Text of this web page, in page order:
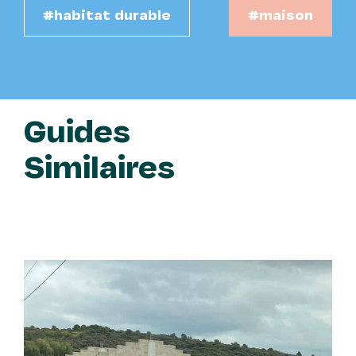
#habitat durable #maison
Guides
Similaires